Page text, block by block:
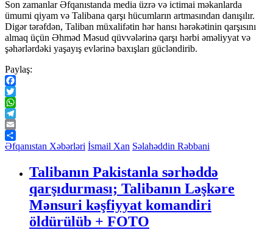
Son zamanlar Əfqanıstanda media üzrə və ictimai məkanlarda
ümumi qiyam və Talibana qarşı hücumların artmasından danışılır.
Digər tərəfdən, Taliban müxalifətin hər hansı hərəkətinin qarşısını
almaq üçün Əhməd Məsud qüvvələrinə qarşı hərbi əməliyyat və
şəhərlərdəki yaşayış evlərinə baxışları gücləndirib.
Paylaş:
Facebook
Twitter
WhatsApp
Telegram
Email
Share
Əfqanıstan Xəbərləri İsmail Xan Səlahəddin Rəbbani
Talibanın Pakistanla sərhəddə
qarşıdurması; Talibanın Ləşkəre
Mənsuri kəşfiyyat komandiri
öldürülüb + FOTO